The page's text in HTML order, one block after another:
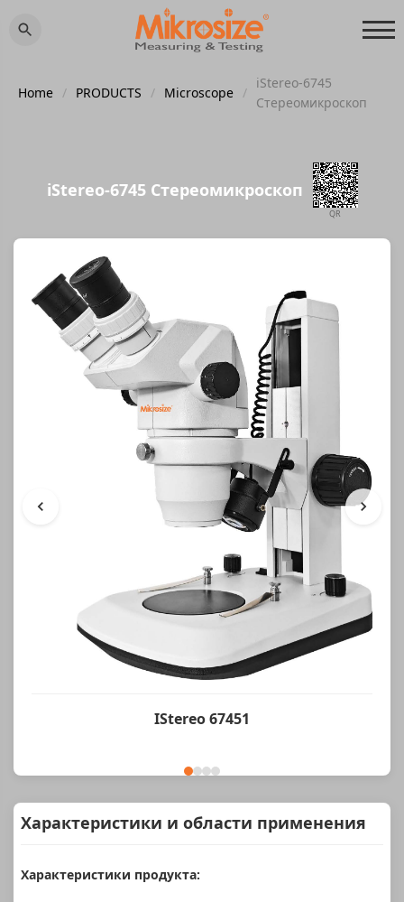
Home / PRODUCTS / Microscope /
iStereo-6745
Стереомикроскоп
iStereo-6745 Стереомикроскоп
QR
IStereo 67451
Характеристики и области применения
Характеристики продукта: